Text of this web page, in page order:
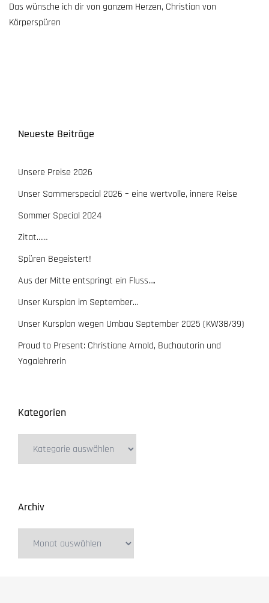
Das wünsche ich dir von ganzem Herzen, Christian von
Körperspüren
Neueste Beiträge
Unsere Preise 2026
Unser Sommerspecial 2026 – eine wertvolle, innere Reise
Sommer Special 2024
Zitat……
Spüren Begeistert!
Aus der Mitte entspringt ein Fluss….
Unser Kursplan im September…
Unser Kursplan wegen Umbau September 2025 (KW38/39)
Proud to Present: Christiane Arnold, Buchautorin und
Yogalehrerin
Kategorien
Archiv